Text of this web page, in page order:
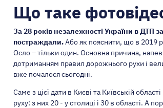
Що таке
За 28 років незалежності України в ДТП
постраждали.Або як пояснити, що в 2019
Осло – тільки один. Основна причина,
дотриманням правил дорожнього рухи і
вже почалося сьогодні.
Саме з цієї дати в Києві та Київській
руху: з них 20 - у столиці і 30 в області. А